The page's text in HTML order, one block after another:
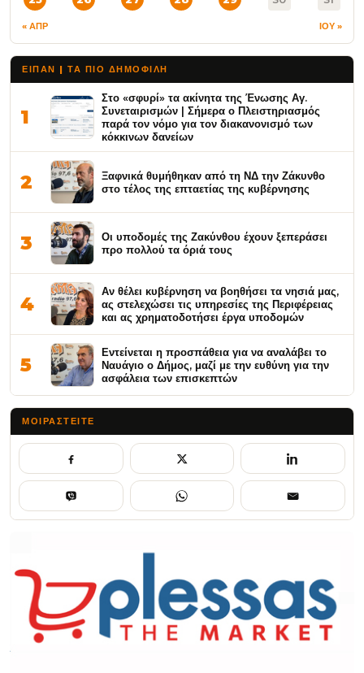
« ΑΠΡ ΙΟΥ »
ΕΙΠΑΝ | ΤΑ ΠΙΟ ΔΗΜΟΦΙΛΉ
1
Στο «σφυρί» τα ακίνητα της Ένωσης Αγ.
Συνεταιρισμών | Σήμερα ο Πλειστηριασμός
παρά τον νόμο για τον διακανονισμό των
κόκκινων δανείων
2
Ξαφνικά θυμήθηκαν από τη ΝΔ την Ζάκυνθο
στο τέλος της επταετίας της κυβέρνησης
3
Οι υποδομές της Ζακύνθου έχουν ξεπεράσει
προ πολλού τα όριά τους
4
Αν θέλει κυβέρνηση να βοηθήσει τα νησιά μας,
ας στελεχώσει τις υπηρεσίες της Περιφέρειας
και ας χρηματοδοτήσει έργα υποδομών
5
Εντείνεται η προσπάθεια για να αναλάβει το
Ναυάγιο ο Δήμος, μαζί με την ευθύνη για την
ασφάλεια των επισκεπτών
ΜΟΙΡΑΣΤΕΊΤΕ